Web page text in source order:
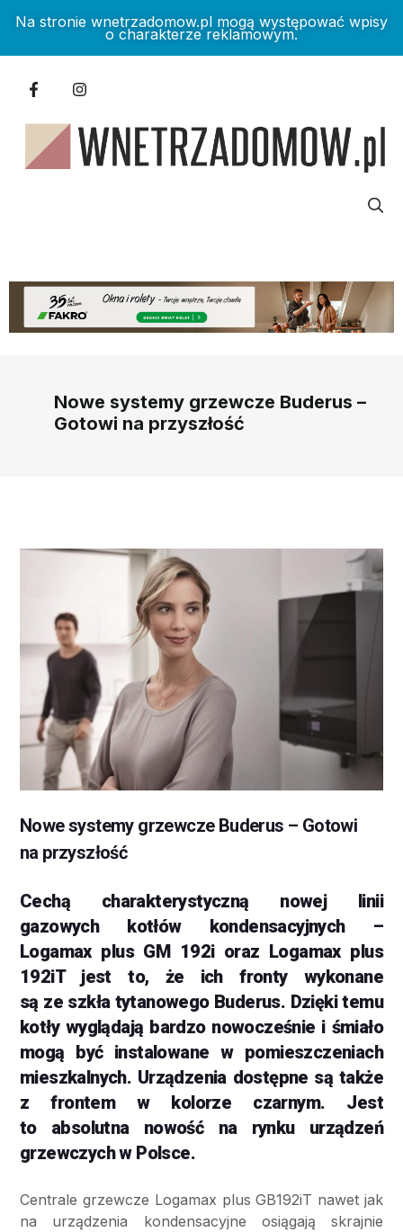
Na stronie wnetrzadomow.pl mogą występować wpisy
o charakterze reklamowym.
Nowe systemy grzewcze Buderus –
Gotowi na przyszłość
Nowe systemy grzewcze Buderus – Gotowi
na przyszłość
Cechą charakterystyczną nowej linii
gazowych kotłów kondensacyjnych –
Logamax plus GM 192i oraz Logamax plus
192iT jest to, że ich fronty wykonane
są ze szkła tytanowego Buderus. Dzięki temu
kotły wyglądają bardzo nowocześnie i śmiało
mogą być instalowane w pomieszczeniach
mieszkalnych. Urządzenia dostępne są także
z frontem w kolorze czarnym. Jest
to absolutna nowość na rynku urządzeń
grzewczych w Polsce.
Centrale grzewcze Logamax plus GB192iT nawet jak
na urządzenia kondensacyjne osiągają skrajnie